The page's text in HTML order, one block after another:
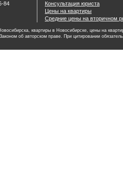
84
Консультация юриста
Цены на квартиры
Средние цены на вторичном
квартиры в Новосибирске, цены на
об авторском праве. При цитировании